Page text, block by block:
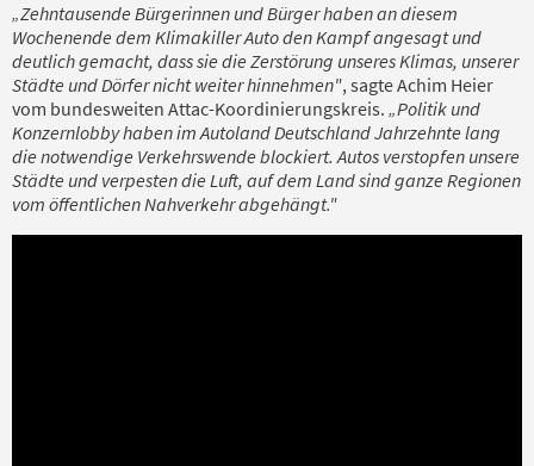
„Zehntausende Bürgerinnen und Bürger haben an diesem
Wochenende dem Klimakiller Auto den Kampf angesagt und
deutlich gemacht, dass sie die Zerstörung unseres Klimas, unserer
Städte und Dörfer nicht weiter hinnehmen", sagte Achim Heier
vom bundesweiten Attac-Koordinierungskreis. „Politik und
Konzernlobby haben im Autoland Deutschland Jahrzehnte lang
die notwendige Verkehrswende blockiert. Autos verstopfen unsere
Städte und verpesten die Luft, auf dem Land sind ganze Regionen
vom öffentlichen Nahverkehr abgehängt."